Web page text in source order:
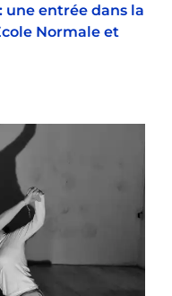
une entrée dans la
Normale et